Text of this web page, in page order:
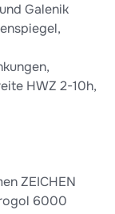
Galenik
HWZ 2-10h,
ZEICHEN
6000